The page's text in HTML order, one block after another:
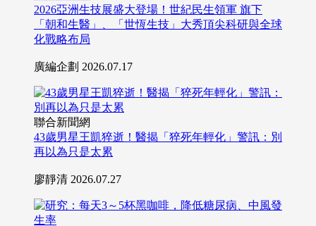
2026亞洲生技展盛大登場！世紀民生領軍 旗下
「朝和生醫」、「世恆生技」大秀頂尖科研與全球
化戰略布局
廣編企劃 2026.07.17
聯合新聞網
43歲男星王凱猝逝！醫揭「猝死年輕化」警訊：別
再以為只是太累
廖靜清 2026.07.27